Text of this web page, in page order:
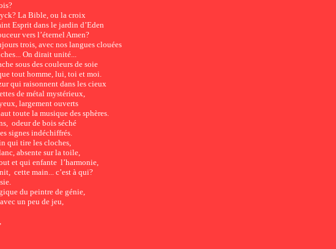
La Bible, ou la croix
Esprit dans le jardin d’Eden
vers l’éternel Amen?
trois, avec nos langues clouées
On dirait unité...
sous des couleurs de soie
tout homme, lui, toi et moi.
qui raisonnent dans les cieux
de métal mystérieux,
largement ouverts
toute la musique des sphères.
odeur de bois séché
signes indéchiffrés.
qui tire les cloches,
absente sur la toile,
et qui enfante l’harmonie,
cette main... c’est à qui?
du peintre de génie,
un peu de jeu,